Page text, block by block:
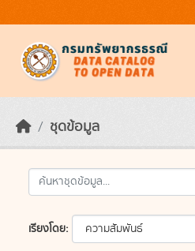
ชุดข้อมูล
เรียงโดย